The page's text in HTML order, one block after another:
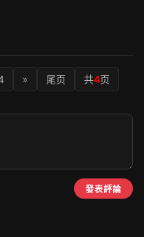
» 尾页 共4页
發表評論